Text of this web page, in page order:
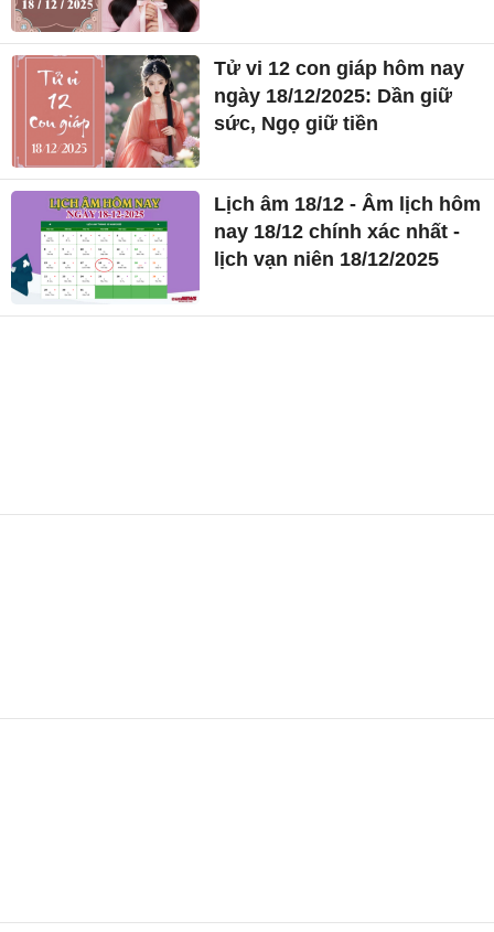
Tử vi 12 con giáp hôm nay
ngày 18/12/2025: Dần giữ
sức, Ngọ giữ tiền
Lịch âm 18/12 - Âm lịch hôm
nay 18/12 chính xác nhất -
lịch vạn niên 18/12/2025